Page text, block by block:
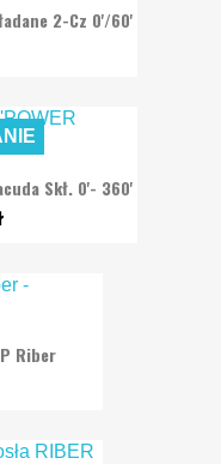
2-Cz 0'/60'
Skł. 0'- 360'
Riber